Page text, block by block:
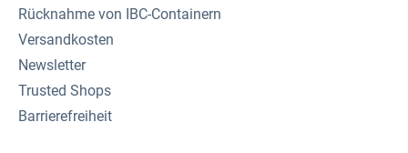
Rücknahme von IBC-Containern
Versandkosten
Newsletter
Trusted Shops
Barrierefreiheit